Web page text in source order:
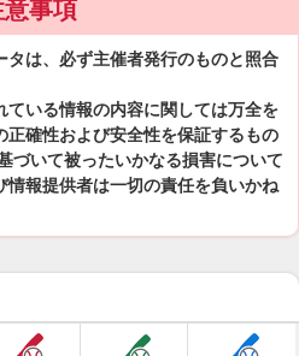
意事項
は、必ず主催者発行のものと照合
いる情報の内容に関しては万全を
確性および安全性を保証するもの
づいて被ったいかなる損害について
情報提供者は一切の責任を負いかね